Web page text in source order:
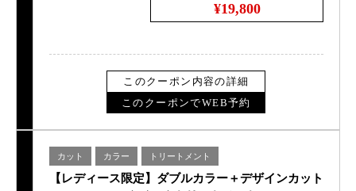
¥19,800
このクーポン内容の詳細
このクーポンでWEB予約
カット カラー トリートメント
【レディース限定】ダブルカラー＋デザインカット